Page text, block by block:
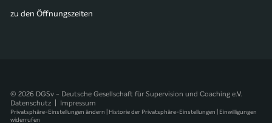
zu den Öffnungszeiten
© 2026 DGSv - Deutsche Gesellschaft für Supervision und Coaching e.V.
Datenschutz
Impressum
Privatsphäre-Einstellungen ändern | Historie der Privatsphäre-Einstellungen | Einwilligungen
widerrufen